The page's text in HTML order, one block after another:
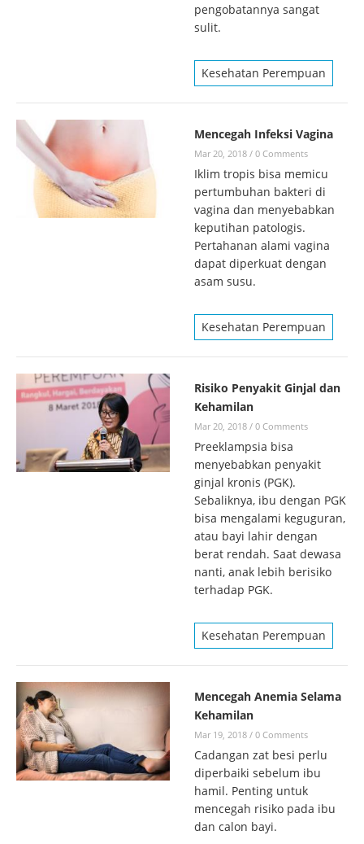
pengobatannya sangat
sulit.
Kesehatan Perempuan
Mencegah Infeksi Vagina
Mar 20, 2018 / 0 Comments
Iklim tropis bisa memicu
pertumbuhan bakteri di
vagina dan menyebabkan
keputihan patologis.
Pertahanan alami vagina
dapat diperkuat dengan
asam susu.
Kesehatan Perempuan
Risiko Penyakit Ginjal dan
Kehamilan
Mar 20, 2018 / 0 Comments
Preeklampsia bisa
menyebabkan penyakit
ginjal kronis (PGK).
Sebaliknya, ibu dengan PGK
bisa mengalami keguguran,
atau bayi lahir dengan
berat rendah. Saat dewasa
nanti, anak lebih berisiko
terhadap PGK.
Kesehatan Perempuan
Mencegah Anemia Selama
Kehamilan
Mar 19, 2018 / 0 Comments
Cadangan zat besi perlu
diperbaiki sebelum ibu
hamil. Penting untuk
mencegah risiko pada ibu
dan calon bayi.